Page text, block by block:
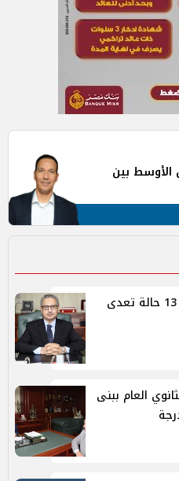
الأوسط بين
رفع 140 طن قمامة وإزالة 13 حالة تعدى
العام ببنى